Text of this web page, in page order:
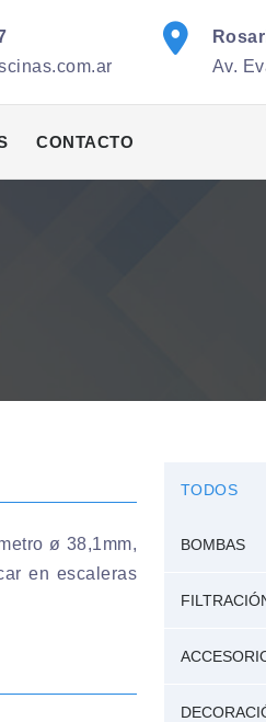
Av.
CONTACTO
ø 38,1mm,
en escaleras
TODOS
BOMBAS